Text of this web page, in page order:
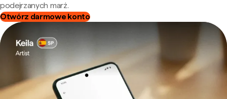
podejrzanych marż.
Otwórz darmowe konto